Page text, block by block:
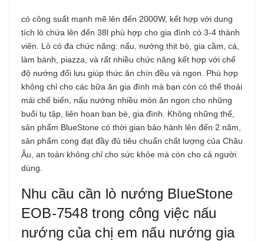
có công suất mạnh mẽ lên đến 2000W, kết hợp với dung
tích lò chứa lên đến 38l phù hợp cho gia đình có 3-4 thành
viên. Lò có đa chức năng: nấu, nướng thịt bò, gia cầm, cá,
làm bánh, piazza, và rất nhiều chức năng kết hợp với chế
độ nướng đối lưu giúp thức ăn chín đều và ngon. Phù hợp
không chỉ cho các bữa ăn gia đình mà bạn còn có thể thoải
mái chế biến, nấu nướng nhiều món ăn ngon cho những
buổi tụ tập, liên hoan bạn bè, gia đình. Không những thế,
sản phẩm BlueStone có thời gian bảo hành lên đến 2 năm,
sản phẩm cong đạt đầy đủ tiêu chuẩn chất lượng của Châu
Âu, an toàn không chỉ cho sức khỏe mà còn cho cả người
dùng.
Nhu cầu cần lò nướng BlueStone
EOB-7548 trong công việc nấu
nướng của chị em nấu nướng gia